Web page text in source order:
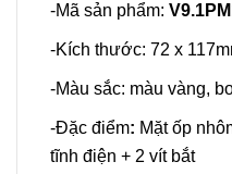
-Mã sản phẩm:
-Kích thước: 72 x
-Màu sắc: màu vàng,
-Đặc điểm: Mặt ốp
tĩnh điện + 2 vít bắt